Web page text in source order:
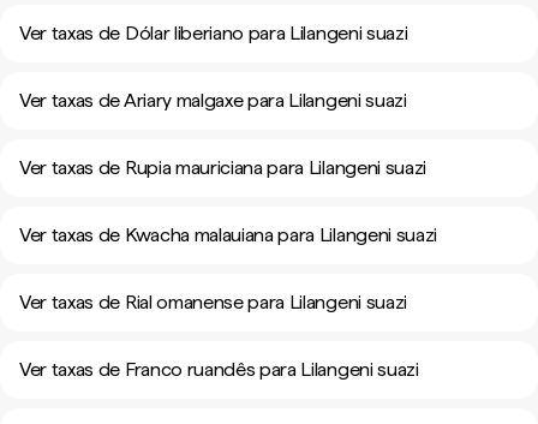
Ver taxas de Dólar liberiano para Lilangeni suazi
Ver taxas de Ariary malgaxe para Lilangeni suazi
Ver taxas de Rupia mauriciana para Lilangeni suazi
Ver taxas de Kwacha malauiana para Lilangeni suazi
Ver taxas de Rial omanense para Lilangeni suazi
Ver taxas de Franco ruandês para Lilangeni suazi